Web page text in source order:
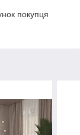
покупця